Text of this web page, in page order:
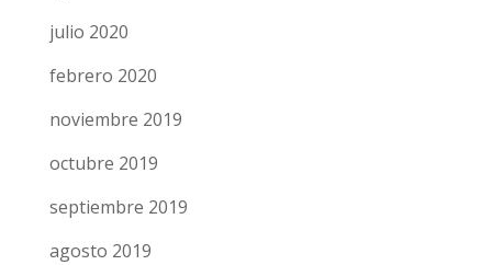
julio 2020
febrero 2020
noviembre 2019
octubre 2019
septiembre 2019
agosto 2019